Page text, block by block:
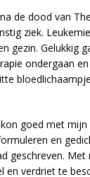
de dood van
ziek.
ge­zin. Ge­luk­kig
on­der­gaan
kon goed met
en
ge­schre­ven. Met
en ver­driet te